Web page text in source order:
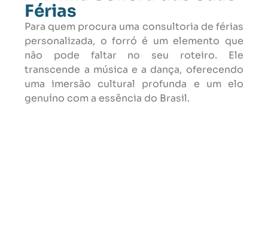
Férias
Para quem procura uma consultoria de férias
personalizada, o forró é um elemento que
não pode faltar no seu roteiro. Ele
transcende a música e a dança, oferecendo
uma imersão cultural profunda e um elo
genuíno com a essência do Brasil.